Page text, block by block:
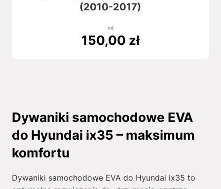
(2010-2017)
od
150,00 zł
Dywaniki samochodowe EVA
do Hyundai ix35 – maksimum
komfortu
Dywaniki samochodowe EVA do Hyundai ix35 to